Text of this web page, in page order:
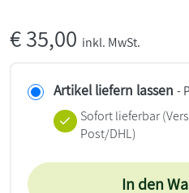
€35,00 inkl. MwSt.
Artikel liefern lassen -
Sofort lieferbar
Post/DHL)
In den